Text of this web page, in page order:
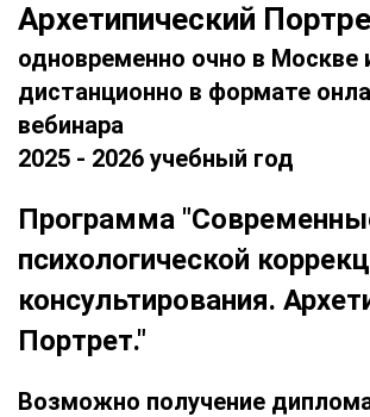
Архетипический
одновременно очно в Москве
дистанционно в формате
вебинара
2025 - 2026 учебный год
Программа
психологической
консультирования.
Портрет."
Возможно получение